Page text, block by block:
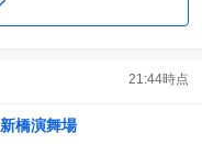
21:44時点
新橋演舞場